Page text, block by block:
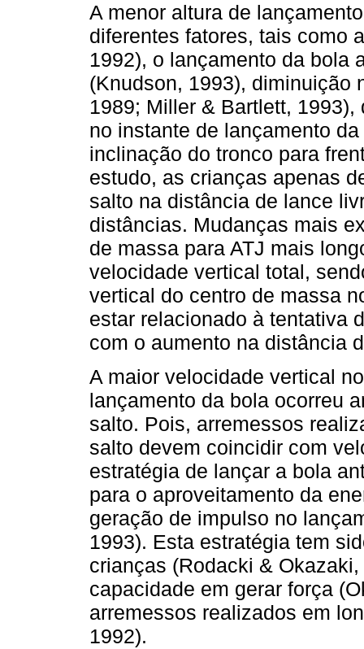
A menor altura de
diferentes fatores, tais como
1992), o lançamento da bola
(Knudson, 1993), diminuição
1989; Miller & Bartlett,
no instante de lançamento
inclinação do tronco para
estudo, as crianças apenas
salto na distância de lance
distâncias. Mudanças mais
de massa para ATJ mais
velocidade vertical total,
vertical do centro de massa
estar relacionado à tentativa
com o aumento na distância
A maior velocidade vertical
lançamento da bola ocorreu
salto. Pois, arremessos
salto devem coincidir com
estratégia de lançar a bola
para o aproveitamento da
geração de impulso no
1993). Esta estratégia tem
crianças (Rodacki &
capacidade em gerar força
arremessos realizados em
1992).